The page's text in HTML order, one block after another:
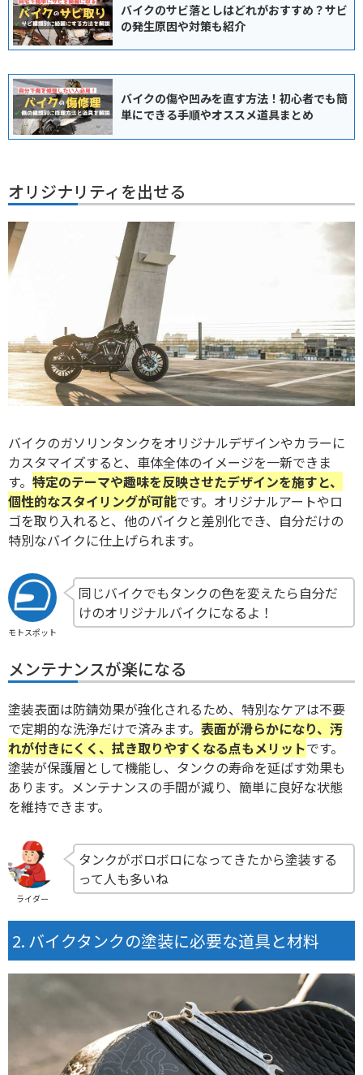
バイクのサビ落としはどれがおすすめ？サビ
の発生原因や対策も紹介
バイクの傷や凹みを直す方法！初心者でも簡
単にできる手順やオススメ道具まとめ
オリジナリティを出せる
バイクのガソリンタンクをオリジナルデザインやカラーに
カスタマイズすると、車体全体のイメージを一新できま
す。 特定のテーマや趣味を反映させたデザインを施すと、
個性的なスタイリングが可能です。オリジナルアートやロ
ゴを取り入れると、他のバイクと差別化でき、自分だけの
特別なバイクに仕上げられます。
モトスポット
同じバイクでもタンクの色を変えたら自分だ
けのオリジナルバイクになるよ！
メンテナンスが楽になる
塗装表面は防錆効果が強化されるため、特別なケアは不要
で定期的な洗浄だけで済みます。 表面が滑らかになり、汚
れが付きにくく、拭き取りやすくなる点もメリットです。
塗装が保護層として機能し、タンクの寿命を延ばす効果も
あります。メンテナンスの手間が減り、簡単に良好な状態
を維持できます。
ライダー
タンクがボロボロになってきたから塗装する
って人も多いね
バイクタンクの塗装に必要な道具と材料